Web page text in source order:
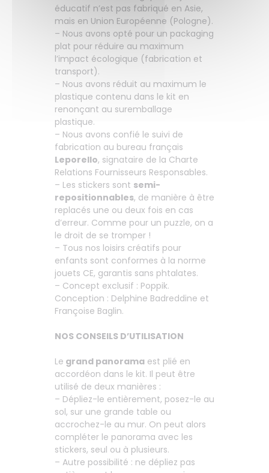
éducatif n’est pas fabriqué en Asie,
mais en Union Européenne (Pologne).
– Nous avons opté pour un packaging
plat pour réduire au maximum
l’impact écologique (fabrication et
transport).
– Nous avons réduit au maximum le
plastique contenu dans le kit en
renonçant au suremballage
plastique.
– Nous avons confié le suivi de
fabrication au bureau français
Leporello, signataire de la Charte
Relations Fournisseurs Responsables.
– Les stickers sont semi-
repositionnables, de manière à être
replacés une ou deux fois en cas
d’erreur. Comme pour un puzzle, on a
le droit de se tromper !
– Tous nos loisirs créatifs pour
enfants sont conformes à la norme
jouets CE, garantis sans phtalates.
– Concept exclusif : Poppik.
Conception : Delphine Badreddine et
Françoise Baglin.
NOS CONSEILS D’UTILISATION
Le grand panorama est plié en
accordéon dans le kit. Il peut être
utilisé de deux manières :
– Dépliez-le entièrement, posez-le au
sol, sur une grande table ou
accrochez-le au mur. On peut alors
compléter le panorama avec les
stickers, seul ou à plusieurs.
– Autre possibilité : ne dépliez pas